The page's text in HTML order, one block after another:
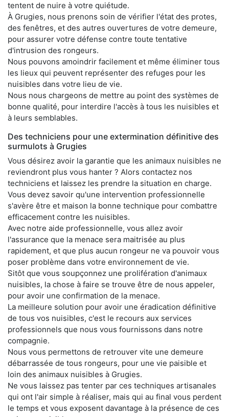
tentent de nuire à votre quiétude.
À Grugies, nous prenons soin de vérifier l'état des protes,
des fenêtres, et des autres ouvertures de votre demeure,
pour assurer votre défense contre toute tentative
d'intrusion des rongeurs.
Nous pouvons amoindrir facilement et même éliminer tous
les lieux qui peuvent représenter des refuges pour les
nuisibles dans votre lieu de vie.
Nous nous chargeons de mettre au point des systèmes de
bonne qualité, pour interdire l'accès à tous les nuisibles et
à leurs semblables.
Des techniciens pour une extermination définitive des
surmulots à Grugies
Vous désirez avoir la garantie que les animaux nuisibles ne
reviendront plus vous hanter ? Alors contactez nos
techniciens et laissez les prendre la situation en charge.
Vous devez savoir qu'une intervention professionnelle
s'avère être et maison la bonne technique pour combattre
efficacement contre les nuisibles.
Avec notre aide professionnelle, vous allez avoir
l'assurance que la menace sera maitrisée au plus
rapidement, et que plus aucun rongeur ne va pouvoir vous
poser problème dans votre environnement de vie.
Sitôt que vous soupçonnez une prolifération d'animaux
nuisibles, la chose à faire se trouve être de nous appeler,
pour avoir une confirmation de la menace.
La meilleure solution pour avoir une éradication définitive
de tous vos nuisibles, c'est le recours aux services
professionnels que nous vous fournissons dans notre
compagnie.
Nous vous permettons de retrouver vite une demeure
débarrassée de tous rongeurs, pour une vie paisible et
loin des animaux nuisibles à Grugies.
Ne vous laissez pas tenter par ces techniques artisanales
qui ont l'air simple à réaliser, mais qui au final vous perdent
le temps et vous exposent davantage à la présence de ces